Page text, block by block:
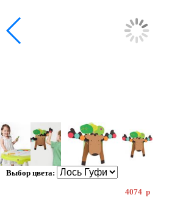
Выбор цвета:
4074 р